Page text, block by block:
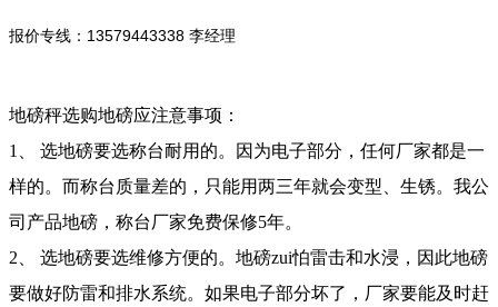
报价专线：13579443338 李经理
地磅秤选购地磅应注意事项：
1、 选地磅要选称台耐用的。因为电子部分，任何厂家都是一
样的。而称台质量差的，只能用两三年就会变型、生锈。我公
司产品地磅，称台厂家免费保修5年。
2、 选地磅要选维修方便的。地磅zui怕雷击和水浸，因此地磅
要做好防雷和排水系统。如果电子部分坏了，厂家要能及时赶